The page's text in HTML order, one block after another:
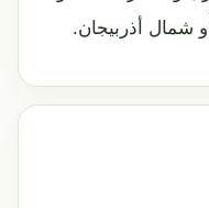
شمال أذربيجان.